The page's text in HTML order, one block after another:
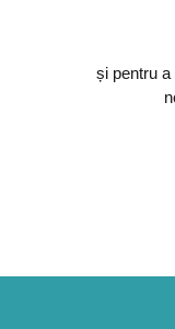
și pentru